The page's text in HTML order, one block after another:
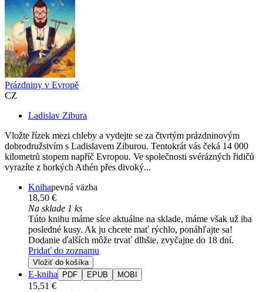
Prázdniny v Evropě
CZ
Ladislav Zibura
Vložte řízek mezi chleby a vydejte se za čtvrtým prázdninovým
dobrodružstvím s Ladislavem Ziburou. Tentokrát vás čeká 14 000
kilometrů stopem napříč Evropou. Ve společnosti svérázných řidičů
vyrazíte z horkých Athén přes divoký...
Knihapevná väzba
18,50 €
Na sklade 1 ks
Túto knihu máme síce aktuálne na sklade, máme však už iba
posledné kusy. Ak ju chcete mať rýchlo, ponáhľajte sa!
Dodanie ďalších môže trvať dlhšie, zvyčajne do 18 dní.
Pridať do zoznamu
Vložiť do košíka
E-kniha PDF EPUB MOBI
15,51 €